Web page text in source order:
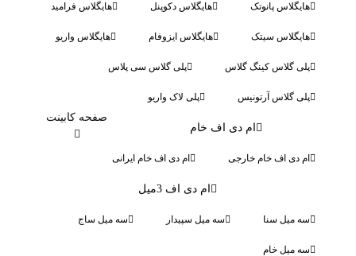
هایگلاس پانوتک هایگلاس دکوپنل هایگلاس فرامید
هایگلاس سیتک هایگلاس ایزوفام هایگلاس واریو
پلی گلاس کینگ گلاس پلی گلاس سی پلاس
پلی گلاس آرتونیس پلی لاک واریو
ام دی اف خام
ام دی اف خام خارجی ام دی اف خام ایرانی
ام دی اف 3میل
سه میل سنا سه میل سپیدار سه میل ساج
سه میل خام
صفحه کابینت